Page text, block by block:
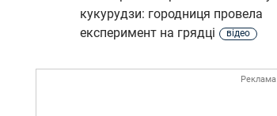
кукурудзи: городниця провела
експеримент на грядці
відео
Реклама